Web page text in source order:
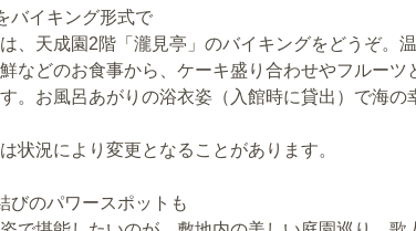
バイキング形式で
、天成園2階「瀧見亭」のバイキングをどうぞ。
などのお食事から、ケーキ盛り合わせやフルーツ
。お風呂あがりの浴衣姿（入館時に貸出）で海の
状況により変更となることがあります。
びのパワースポットも